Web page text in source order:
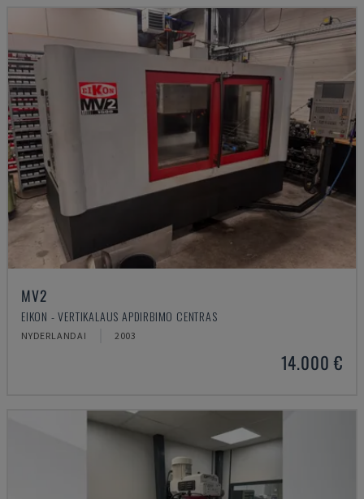
MV2
EIKON - VERTIKALAUS APDIRBIMO CENTRAS
NYDERLANDAI 2003
14.000 €